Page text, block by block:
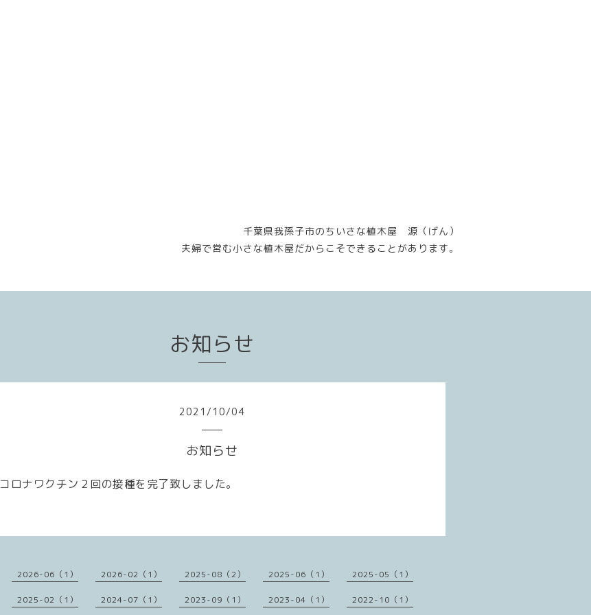
千葉県我孫子市のちいさな植木屋 源（げん）
夫婦で営む小さな植木屋だからこそできることがあります。
お知らせ
2021 / 10/04
お知らせ
コロナワクチン２回の接種を完了致しました。
2026-06（1） 2026-02（1） 2025-08（2） 2025-06（1） 2025-05（1）
2025-02（1） 2024-07（1） 2023-09（1） 2023-04（1） 2022-10（1）